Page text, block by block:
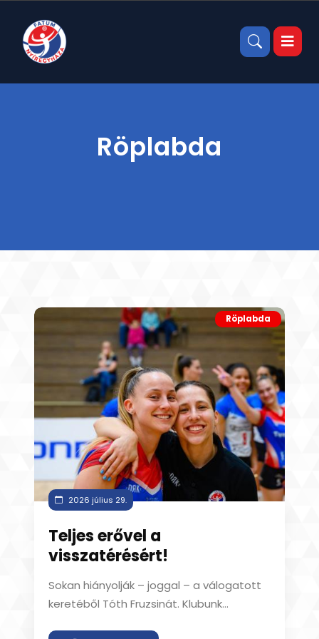
Röplabda
Röplabda
2026 július 29.
Teljes erővel a
visszatérésért!
Sokan hiányolják – joggal – a válogatott
keretéből Tóth Fruzsinát. Klubunk